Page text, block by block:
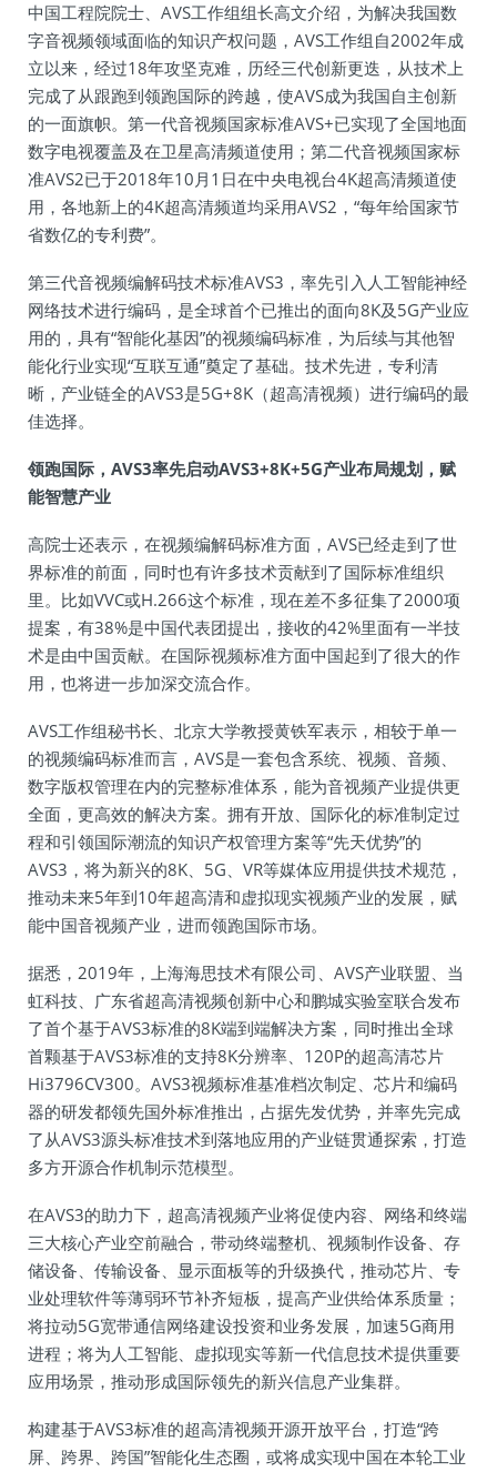
中国工程院院士、AVS工作组组长高文介绍，为解决我国数
字音视频领域面临的知识产权问题，AVS工作组自2002年成
立以来，经过18年攻坚克难，历经三代创新更迭，从技术上
完成了从跟跑到领跑国际的跨越，使AVS成为我国自主创新
的一面旗帜。第一代音视频国家标准AVS+已实现了全国地面
数字电视覆盖及在卫星高清频道使用；第二代音视频国家标
准AVS2已于2018年10月1日在中央电视台4K超高清频道使
用，各地新上的4K超高清频道均采用AVS2，“每年给国家节
省数亿的专利费”。
第三代音视频编解码技术标准AVS3，率先引入人工智能神经
网络技术进行编码，是全球首个已推出的面向8K及5G产业应
用的，具有“智能化基因”的视频编码标准，为后续与其他智
能化行业实现“互联互通”奠定了基础。技术先进，专利清
晰，产业链全的AVS3是5G+8K（超高清视频）进行编码的最
佳选择。
领跑国际，AVS3率先启动AVS3+8K+5G产业布局规划，赋
能智慧产业
高院士还表示，在视频编解码标准方面，AVS已经走到了世
界标准的前面，同时也有许多技术贡献到了国际标准组织
里。比如VVC或H.266这个标准，现在差不多征集了2000项
提案，有38%是中国代表团提出，接收的42%里面有一半技
术是由中国贡献。在国际视频标准方面中国起到了很大的作
用，也将进一步加深交流合作。
AVS工作组秘书长、北京大学教授黄铁军表示，相较于单一
的视频编码标准而言，AVS是一套包含系统、视频、音频、
数字版权管理在内的完整标准体系，能为音视频产业提供更
全面，更高效的解决方案。拥有开放、国际化的标准制定过
程和引领国际潮流的知识产权管理方案等“先天优势”的
AVS3，将为新兴的8K、5G、VR等媒体应用提供技术规范，
推动未来5年到10年超高清和虚拟现实视频产业的发展，赋
能中国音视频产业，进而领跑国际市场。
据悉，2019年，上海海思技术有限公司、AVS产业联盟、当
虹科技、广东省超高清视频创新中心和鹏城实验室联合发布
了首个基于AVS3标准的8K端到端解决方案，同时推出全球
首颗基于AVS3标准的支持8K分辨率、120P的超高清芯片
Hi3796CV300。AVS3视频标准基准档次制定、芯片和编码
器的研发都领先国外标准推出，占据先发优势，并率先完成
了从AVS3源头标准技术到落地应用的产业链贯通探索，打造
多方开源合作机制示范模型。
在AVS3的助力下，超高清视频产业将促使内容、网络和终端
三大核心产业空前融合，带动终端整机、视频制作设备、存
储设备、传输设备、显示面板等的升级换代，推动芯片、专
业处理软件等薄弱环节补齐短板，提高产业供给体系质量；
将拉动5G宽带通信网络建设投资和业务发展，加速5G商用
进程；将为人工智能、虚拟现实等新一代信息技术提供重要
应用场景，推动形成国际领先的新兴信息产业集群。
构建基于AVS3标准的超高清视频开源开放平台，打造“跨
屏、跨界、跨国”智能化生态圈，或将成实现中国在本轮工业